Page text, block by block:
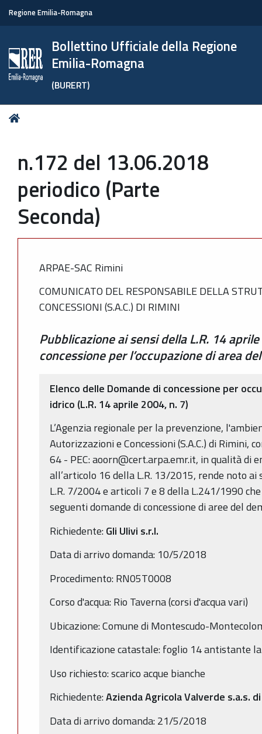
Regione Emilia-Romagna
Bollettino Ufficiale della Regione
Emilia-Romagna
(BURERT)
Tu
n.172 del 13.06.2018
periodico (Parte
Seconda)
ARPAE-SAC Rimini
COMUNICATO DEL RESPONSABILE DELLA
CONCESSIONI (S.A.C.) DI RIMINI
Pubblicazione ai sensi della L.R. 14
concessione per l’occupazione di area
Elenco delle Domande di concessione per
idrico (L.R. 14 aprile 2004, n. 7)
L’Agenzia regionale per la prevenzione,
Autorizzazioni e Concessioni (S.A.C.) di Rimini,
64 - PEC: aoorn@cert.arpa.emr.it, in qualità di
all’articolo 16 della L.R. 13/2015, rende noto
L.R. 7/2004 e articoli 7 e 8 della L.241/1990
seguenti domande di concessione di aree del
Richiedente:Gli Ulivi s.r.l.
Data di arrivo domanda: 10/5/2018
Procedimento: RN05T0008
Corso d'acqua: Rio Taverna (corsi d'acqua vari)
Ubicazione: Comune di Montescudo-
Identificazione catastale: foglio 14 antistante
Uso richiesto: scarico acque bianche
Richiedente:Azienda Agricola Valverde s.a.s.
Data di arrivo domanda: 21/5/2018